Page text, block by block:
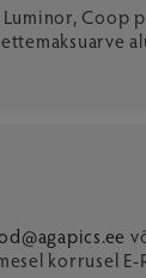
Luminor, Coop
korrusel E-